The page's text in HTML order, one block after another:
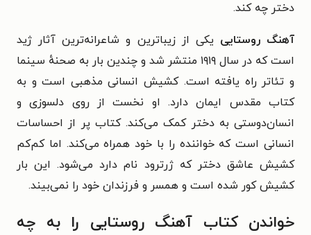
دختر چه کند.
آهنگ روستایی یکی از زیباترین و شاعرانه‌ترین آثار ژید
است که در سال ۱۹۱۹ منتشر شد و چندین بار به صحنهٔ سینما
و تئاتر راه یافته است. کشیش انسانی مذهبی است و به
کتاب مقدس ایمان دارد. او نخست از روی دلسوزی و
انسان‌دوستی به دختر کمک می‌کند. کتاب پر از احساسات
انسانی است که خواننده را با خود همراه می‌کند. اما کم‌کم
کشیش عاشق دختر که ژرترود نام دارد می‌شود. این بار
کشیش کور شده است و همسر و فرزندان خود را نمی‌بیند.
خواندن کتاب آهنگ روستایی را به چه